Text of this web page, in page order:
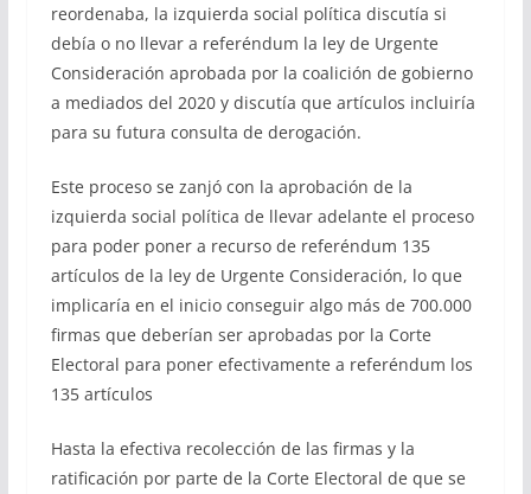
reordenaba, la izquierda social política discutía si
debía o no llevar a referéndum la ley de Urgente
Consideración aprobada por la coalición de gobierno
a mediados del 2020 y discutía que artículos incluiría
para su futura consulta de derogación.
Este proceso se zanjó con la aprobación de la
izquierda social política de llevar adelante el proceso
para poder poner a recurso de referéndum 135
artículos de la ley de Urgente Consideración, lo que
implicaría en el inicio conseguir algo más de 700.000
firmas que deberían ser aprobadas por la Corte
Electoral para poner efectivamente a referéndum los
135 artículos
Hasta la efectiva recolección de las firmas y la
ratificación por parte de la Corte Electoral de que se